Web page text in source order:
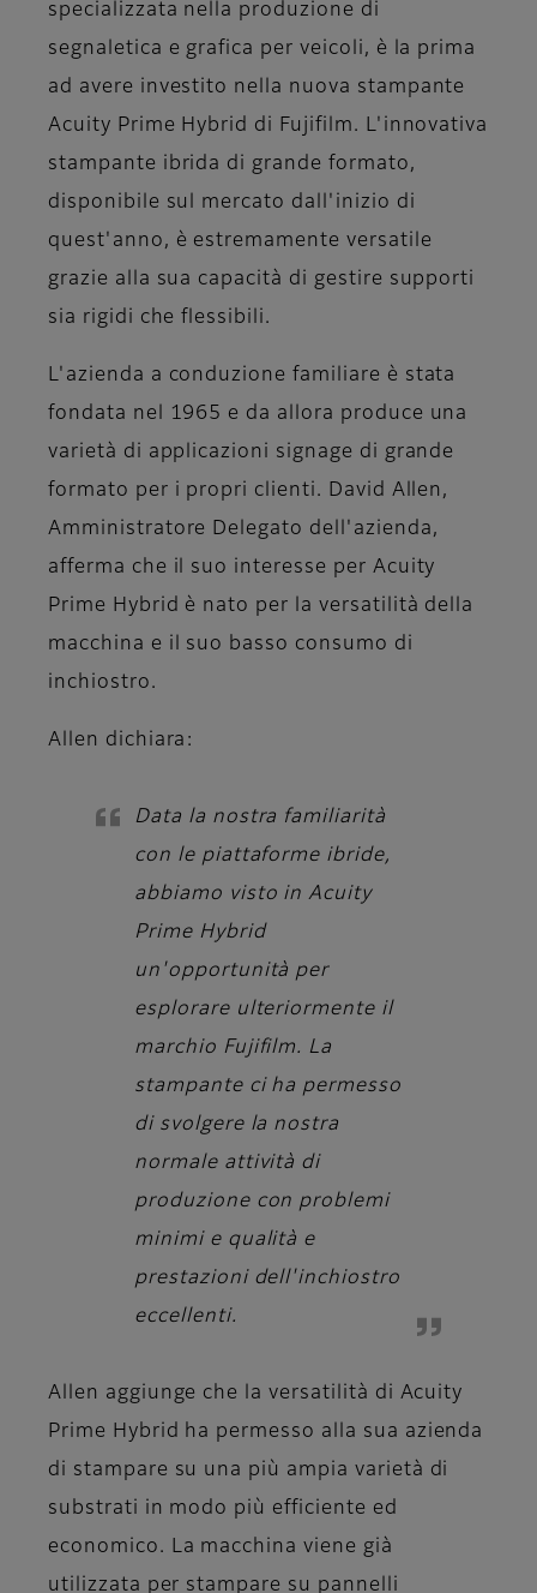
specializzata nella produzione di
segnaletica e grafica per veicoli, è la prima
ad avere investito nella nuova stampante
Acuity Prime Hybrid di Fujifilm. L'innovativa
stampante ibrida di grande formato,
disponibile sul mercato dall'inizio di
quest'anno, è estremamente versatile
grazie alla sua capacità di gestire supporti
sia rigidi che flessibili.
L'azienda a conduzione familiare è stata
fondata nel 1965 e da allora produce una
varietà di applicazioni signage di grande
formato per i propri clienti. David Allen,
Amministratore Delegato dell'azienda,
afferma che il suo interesse per Acuity
Prime Hybrid è nato per la versatilità della
macchina e il suo basso consumo di
inchiostro.
Allen dichiara:
Data la nostra familiarità
con le piattaforme ibride,
abbiamo visto in Acuity
Prime Hybrid
un'opportunità per
esplorare ulteriormente il
marchio Fujifilm. La
stampante ci ha permesso
di svolgere la nostra
normale attività di
produzione con problemi
minimi e qualità e
prestazioni dell'inchiostro
eccellenti.
Allen aggiunge che la versatilità di Acuity
Prime Hybrid ha permesso alla sua azienda
di stampare su una più ampia varietà di
substrati in modo più efficiente ed
economico. La macchina viene già
utilizzata per stampare su pannelli